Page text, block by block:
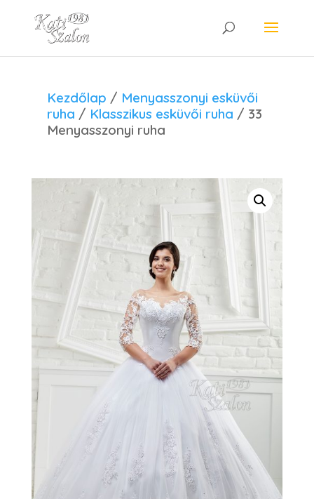
Kezdőlap / Menyasszonyi esküvői
ruha / Klasszikus esküvői ruha / 33
Menyasszonyi ruha